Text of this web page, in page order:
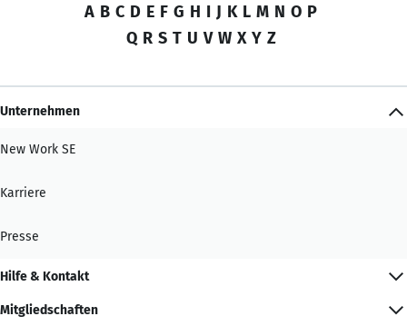
A B C D E F G H I J K L M N O P
Q R S T U V W X Y Z
Unternehmen
New Work SE
Karriere
Presse
Hilfe & Kontakt
Mitgliedschaften